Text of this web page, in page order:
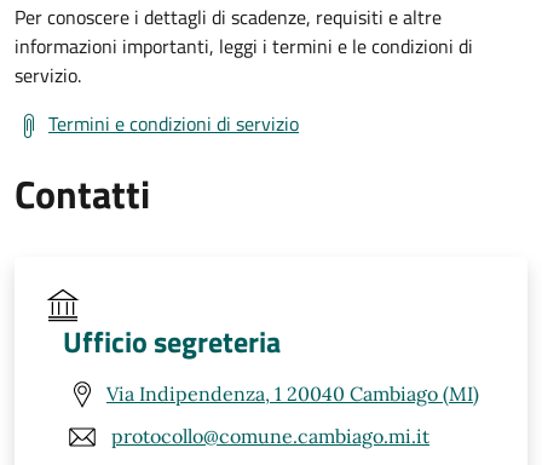
Per conoscere i dettagli di scadenze, requisiti e altre
informazioni importanti, leggi i termini e le condizioni di
servizio.
Termini e condizioni di servizio
Contatti
Ufficio segreteria
Via Indipendenza, 1 20040 Cambiago (MI)
protocollo@comune.cambiago.mi.it